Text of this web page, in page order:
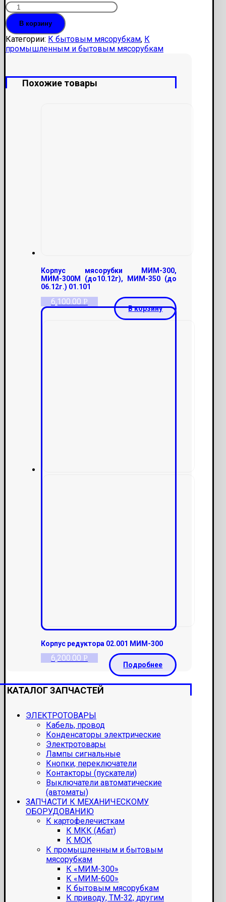
Количество
Решетка
d=60мм
4
ушка
средняя
В корзину
Категории: К бытовым мясорубкам, К
промышленным и бытовым мясорубкам
Похожие товары
Корпус мясорубки МИМ-300,
МИМ-300М (до10.12г), МИМ-350 (до
06.12г.) 01.101
6,100.00 Р
В корзину
Корпус редуктора 02.001 МИМ-300
6,200.00 Р
Подробнее
КАТАЛОГ ЗАПЧАСТЕЙ
ЭЛЕКТРОТОВАРЫ
Кабель, провод
Конденсаторы электрические
Электротовары
Лампы сигнальные
Кнопки, переключатели
Контакторы (пускатели)
Выключатели автоматические
(автоматы)
ЗАПЧАСТИ К МЕХАНИЧЕСКОМУ
ОБОРУДОВАНИЮ
К картофелечисткам
К МКК (Абат)
К МОК
К промышленным и бытовым
мясорубкам
К «МИМ-300»
К «МИМ-600»
К бытовым мясорубкам
К приводу, ТМ-32, другим